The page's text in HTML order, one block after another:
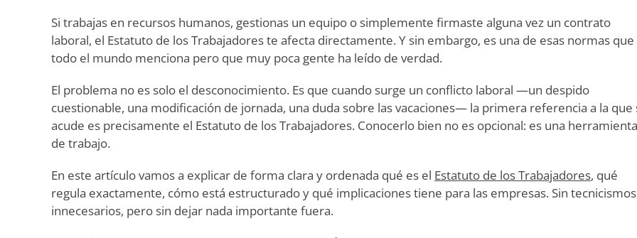
Si trabajas en recursos humanos, gestionas un equipo o simplemente firmaste alguna vez un contrato
laboral, el Estatuto de los Trabajadores te afecta directamente. Y sin embargo, es una de esas normas que
todo el mundo menciona pero que muy poca gente ha leído de verdad.
El problema no es solo el desconocimiento. Es que cuando surge un conflicto laboral —un despido
cuestionable, una modificación de jornada, una duda sobre las vacaciones— la primera referencia a la que
acude es precisamente el Estatuto de los Trabajadores. Conocerlo bien no es opcional: es una herramienta
de trabajo.
En este artículo vamos a explicar de forma clara y ordenada qué es el Estatuto de los Trabajadores, qué
regula exactamente, cómo está estructurado y qué implicaciones tiene para las empresas. Sin tecnicismos
innecesarios, pero sin dejar nada importante fuera.